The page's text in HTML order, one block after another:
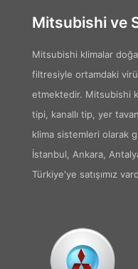
Mitsubishi ve
Mitsubishi klimalar
filtresiyle ortamdaki
etmektedir. Mitsubishi
tipi, kanallı tip, yer
klima sistemleri olarak
İstanbul, Ankara,
Türkiye'ye satışımız